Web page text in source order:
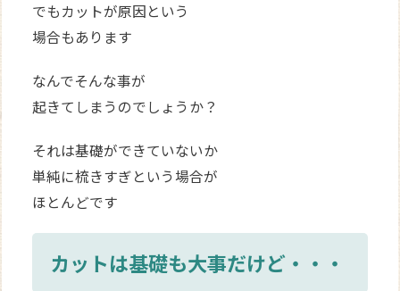
でもカットが原因という
場合もあります
なんでそんな事が
起きてしまうのでしょうか？
それは基礎ができていないか
単純に梳きすぎという場合が
ほとんどです
カットは基礎も大事だけど・・・